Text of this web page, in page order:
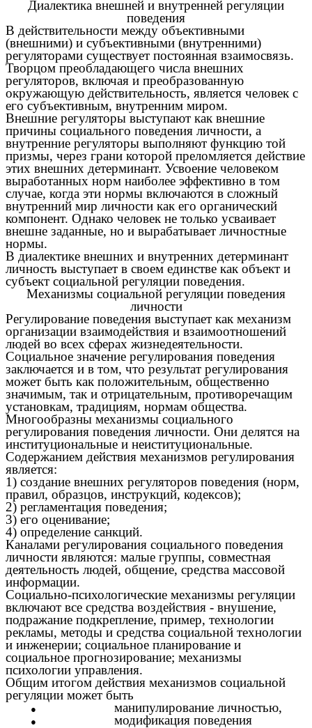
Диалектика внешней и внутренней регуляции
поведения
В действительности между объективными
(внешними) и субъективными (внутренними)
регуляторами существует постоянная взаимосвязь.
Творцом преобладающего числа внешних
регуляторов, включая и преобразованную
окружающую действительность, является человек с
его субъективным, внутренним миром.
Внешние регуляторы выступают как внешние
причины социального поведения личности, а
внутренние регуляторы выполняют функцию той
призмы, через грани которой преломляется действие
этих внешних детерминант. Усвоение человеком
выработанных норм наиболее эффективно в том
случае, когда эти нормы включаются в сложный
внутренний мир личности как его органический
компонент. Однако человек не только усваивает
внешне заданные, но и вырабатывает личностные
нормы.
В диалектике внешних и внутренних детерминант
личность выступает в своем единстве как объект и
субъект социальной регуляции поведения.
Механизмы социальной регуляции поведения
личности
Регулирование поведения выступает как механизм
организации взаимодействия и взаимоотношений
людей во всех сферах жизнедеятельности.
Социальное значение регулирования поведения
заключается и в том, что результат регулирования
может быть как положительным, общественно
значимым, так и отрицательным, противоречащим
установкам, традициям, нормам общества.
Многообразны механизмы социального
регулирования поведения личности. Они делятся на
институциональные и неиституциональные.
Содержанием действия механизмов регулирования
является:
1) создание внешних регуляторов поведения (норм,
правил, образцов, инструкций, кодексов);
2) регламентация поведения;
3) его оценивание;
4) определение санкций.
Каналами регулирования социального поведения
личности являются: малые группы, совместная
деятельность людей, общение, средства массовой
информации.
Социально-психологические механизмы регуляции
включают все средства воздействия - внушение,
подражание подкрепление, пример, технологии
рекламы, методы и средства социальной технологии
и инженерии; социальное планирование и
социальное прогнозирование; механизмы
психологии управления.
Общим итогом действия механизмов социальной
регуляции может быть
манипулирование личностью,
модификация поведения